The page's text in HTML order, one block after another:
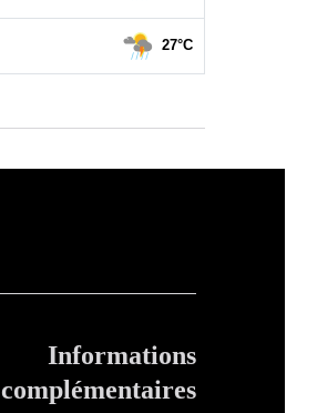
Informations
complémentaires